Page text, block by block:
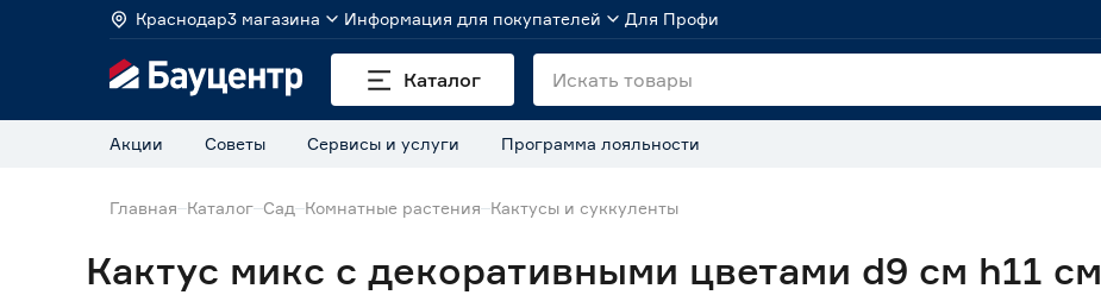
Краснодар3 магазина Информация для покупателей Для Профи
Каталог
Акции Советы Сервисы и услуги Программа лояльности
Главная Каталог Сад Комнатные растения Кактусы и суккуленты
Кактус микс с декоративными цветами d9 см h11 см